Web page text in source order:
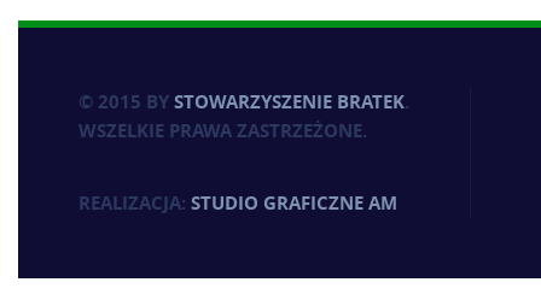
© 2015 BYSTOWARZYSZENIE BRATEK.
WSZELKIE PRAWA ZASTRZEŻONE.
REALIZACJA: STUDIO GRAFICZNE AM